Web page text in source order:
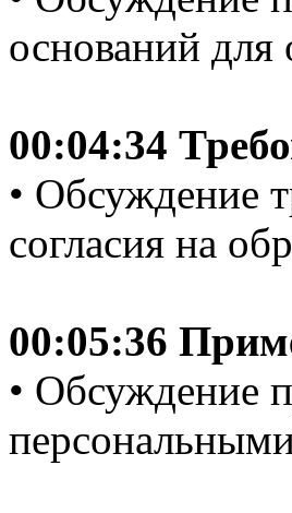
оснований для
00:04:34
• Обсуждение
согласия на
00:05:36
• Обсуждение